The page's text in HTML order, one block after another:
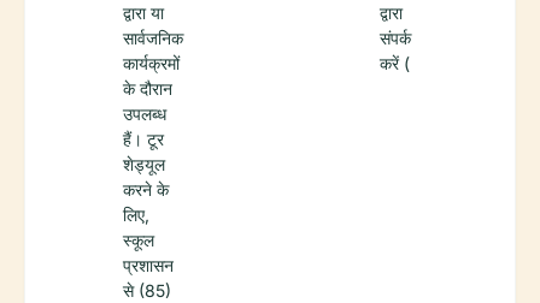
द्वारा या
सार्वजनिक
कार्यक्रमों
के दौरान
उपलब्ध
हैं। टूर
शेड्यूल
करने के
लिए,
स्कूल
प्रशासन
से (85)
द्वारा
संपर्क
करें (